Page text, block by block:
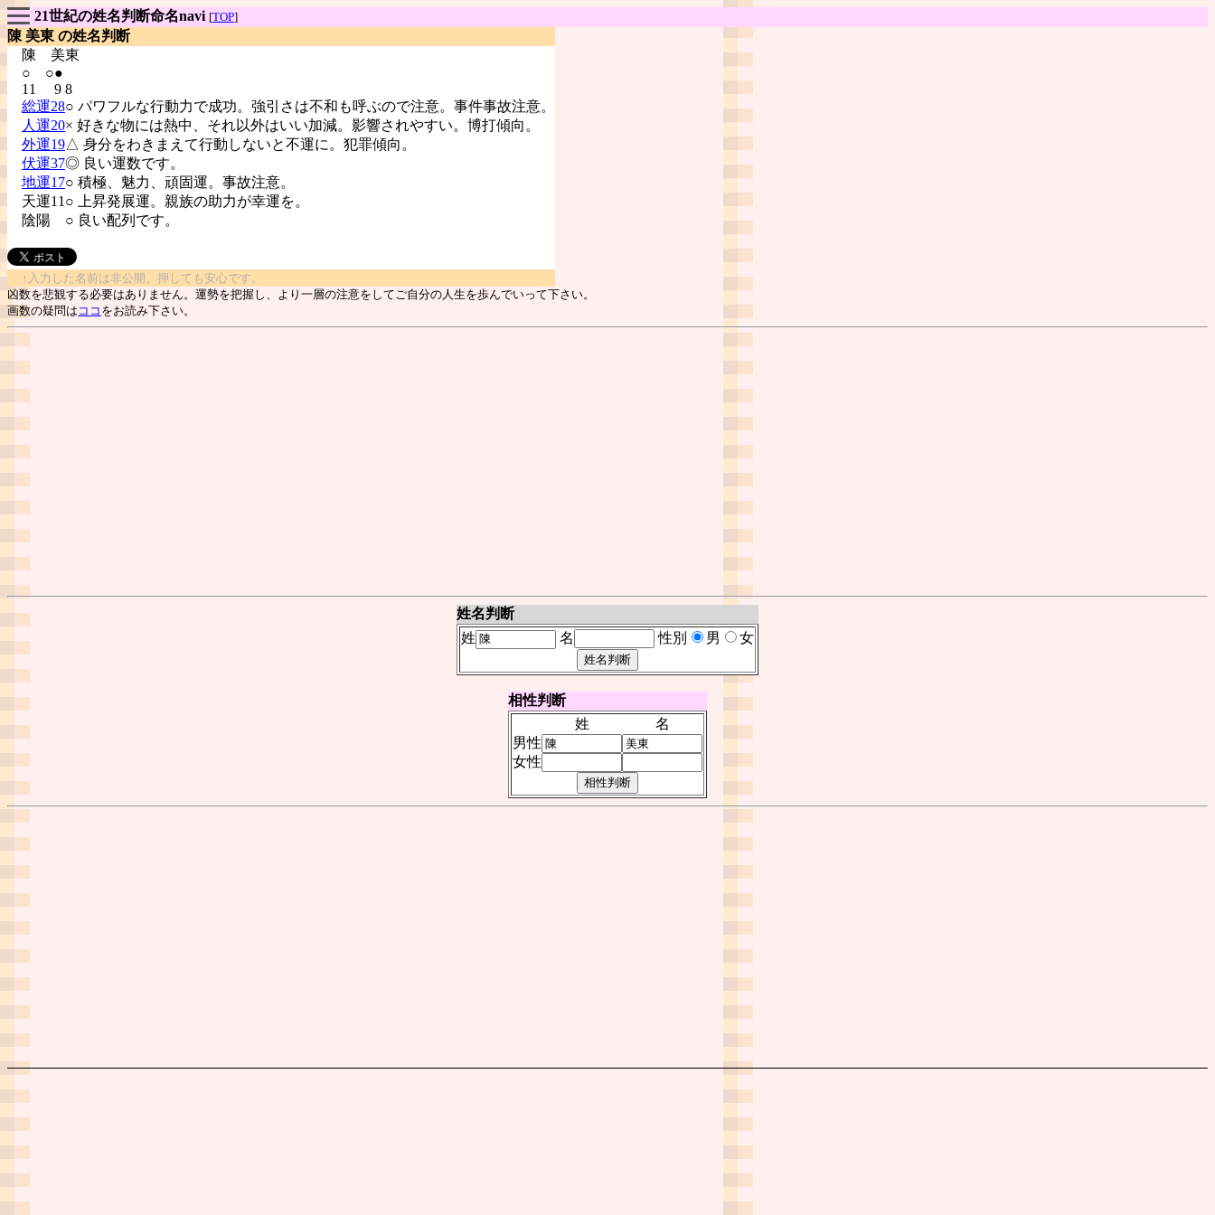
21世紀の姓名判断命名navi [TOP]
陳 美東 の姓名判断
陳 美東
○ ○●
11 9 8
総運28○ パワフルな行動力で成功。強引さは不和も呼ぶので注意。事件事故注意。
人運20× 好きな物には熱中、それ以外はいい加減。影響されやすい。博打傾向。
外運19△ 身分をわきまえて行動しないと不運に。犯罪傾向。
伏運37◎ 良い運数です。
地運17○ 積極、魅力、頑固運。事故注意。
天運11○ 上昇発展運。親族の助力が幸運を。
陰陽 ○ 良い配列です。
↑入力した名前は非公開。押しても安心です。
凶数を悲観する必要はありません。運勢を把握し、より一層の注意をしてご自分の人生を歩んでいって下さい。
画数の疑問は ココ をお読み下さい。
姓名判断
姓
名 性別 男 女
相性判断
姓
名
男性
女性